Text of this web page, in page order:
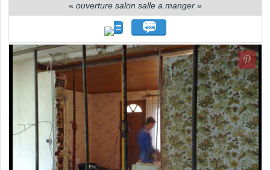
« ouverture salon salle a manger »